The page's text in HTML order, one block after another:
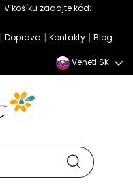
košíku zadajte kód:
| Doprava | Kontakty | Blog
Veneti SK